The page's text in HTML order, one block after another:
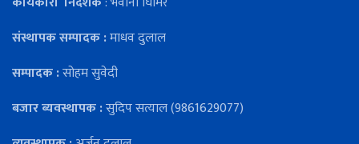
संस्थापक सम्पादक :माधव दुलाल
सम्पादक :सोहम सुवेदी
बजार ब्यवस्थापक :सुदिप सत्याल (9861629077)